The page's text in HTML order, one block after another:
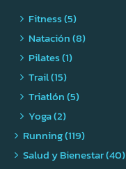
Fitness (5)
Natación (8)
Pilates (1)
Trail (15)
Triatlón (5)
Yoga (2)
Running (119)
Salud y Bienestar (40)